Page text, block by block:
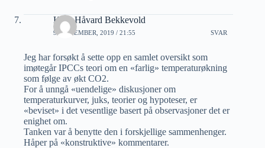
Knut Håvard Bekkevold
9 SEPTEMBER, 2019 / 21:55 SVAR
Jeg har forsøkt å sette opp en samlet oversikt som
imøtegår IPCCs teori om en «farlig» temperaturøkning
som følge av økt CO2.
For å unngå «uendelige» diskusjoner om
temperaturkurver, juks, teorier og hypoteser, er
«beviset» i det vesentlige basert på observasjoner det er
enighet om.
Tanken var å benytte den i forskjellige sammenhenger.
Håper på «konstruktive» kommentarer.